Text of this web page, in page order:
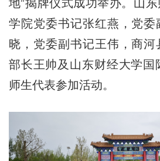
地”揭牌仪式成功举办。山
学院党委书记张红燕，党委
晓，党委副书记王伟，商
部长王帅及山东财经大学国
师生代表参加活动。